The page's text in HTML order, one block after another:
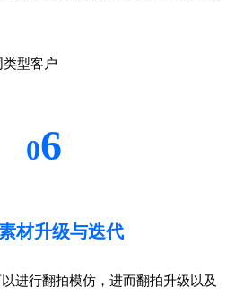
型客户
06
材升级与迭代
进行翻拍模仿，进而翻拍升级以及